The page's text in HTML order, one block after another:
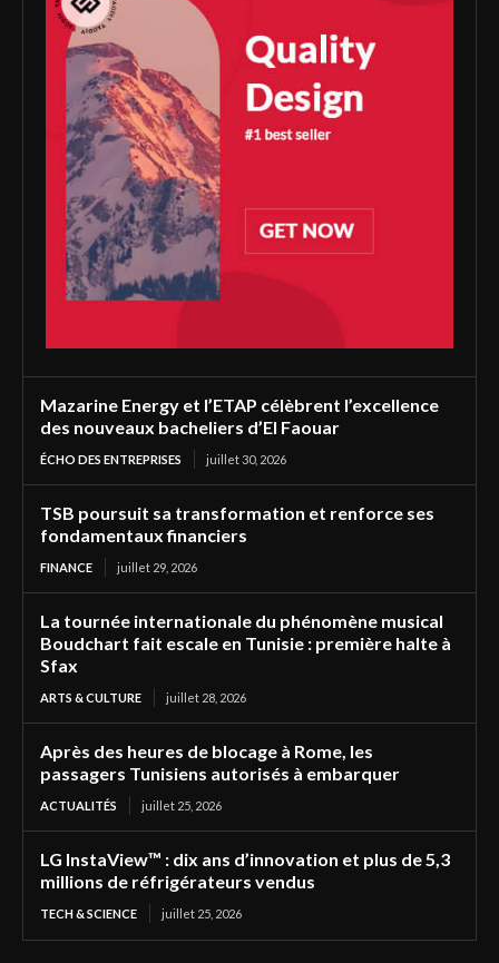
Mazarine Energy et l’ETAP célèbrent l’excellence
des nouveaux bacheliers d’El Faouar
ÉCHO DES ENTREPRISES juillet 30, 2026
TSB poursuit sa transformation et renforce ses
fondamentaux financiers
FINANCE juillet 29, 2026
La tournée internationale du phénomène musical
Boudchart fait escale en Tunisie : première halte à
Sfax
ARTS & CULTURE juillet 28, 2026
Après des heures de blocage à Rome, les
passagers Tunisiens autorisés à embarquer
ACTUALITÉS juillet 25, 2026
LG InstaView™ : dix ans d’innovation et plus de 5,3
millions de réfrigérateurs vendus
TECH & SCIENCE juillet 25, 2026